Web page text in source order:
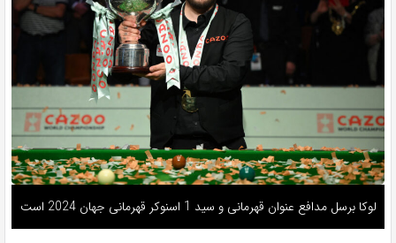
لوکا برسل مدافع عنوان قهرمانی و سید 1 اسنوکر قهرمانی جهان 2024 است